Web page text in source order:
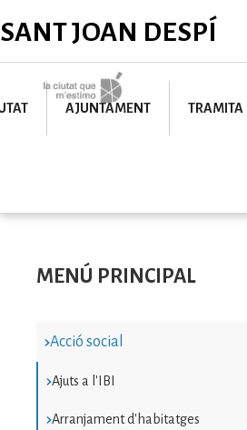
al
SANT JOAN DESPÍ
Imatge
AJUNTAMENT TRAMITA
MENÚ PRINCIPAL
Acció social
Ajuts a l'IBI
Arranjament d'habitatges